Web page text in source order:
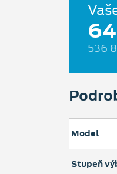
536
Model
Stupeň